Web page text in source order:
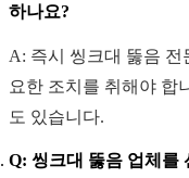
하나요?
A: 즉시 씽크대 뚫음
요한 조치를 취해야 합
도 있습니다.
Q: 씽크대 뚫음 업체를